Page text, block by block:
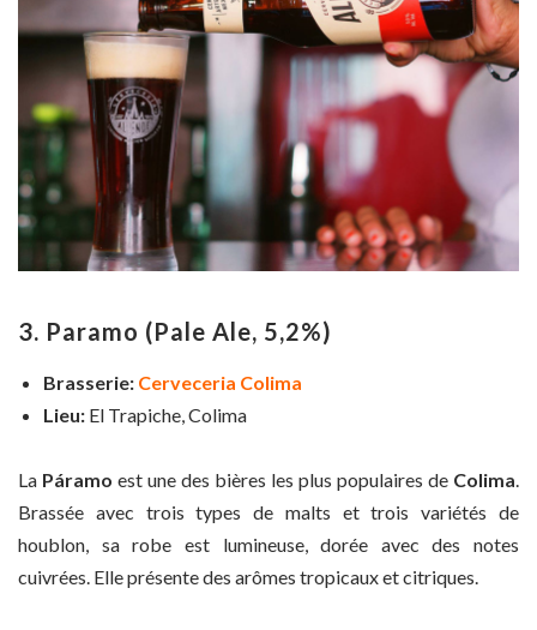
3. Paramo (Pale Ale, 5,2%)
Brasserie: Cerveceria Colima
Lieu: El Trapiche, Colima
La Páramo est une des bières les plus populaires de Colima.
Brassée avec trois types de malts et trois variétés de
houblon, sa robe est lumineuse, dorée avec des notes
cuivrées. Elle présente des arômes tropicaux et citriques.